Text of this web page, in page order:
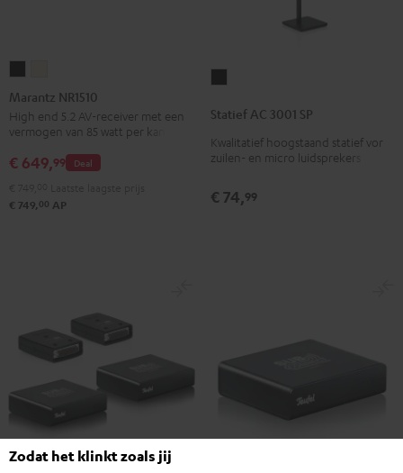
NR1510
Zwart
NR1510
Silver-
Gold
Marantz NR1510
High end 5.2 AV-receiver met een
vermogen van 85 watt per kanaal
Deal
€ 649,99
€ 749, 00 AP
3001
SP
Zwart
Statief AC 3001 SP
Kwalitatief hoogstaand statief vor
zuilen- en micro luidsprekers
€ 74,99
Zodat het klinkt zoals jij